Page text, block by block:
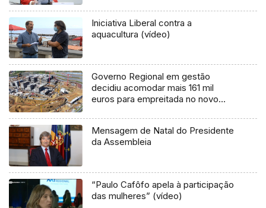
Iniciativa Liberal contra a
aquacultura (vídeo)
Governo Regional em gestão
decidiu acomodar mais 161 mil
euros para empreitada no novo
Mensagem de Natal do Presidente
da Assembleia
“Paulo Cafôfo apela à participação
das mulheres” (vídeo)